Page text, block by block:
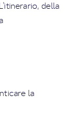
della
la